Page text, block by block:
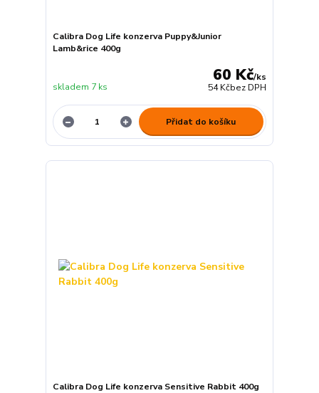
Calibra Dog Life konzerva Puppy&Junior
Lamb&rice 400g
60 Kč/ks
54 Kčbez DPH
skladem 7 ks
Přidat do košíku
Calibra Dog Life konzerva Sensitive Rabbit 400g